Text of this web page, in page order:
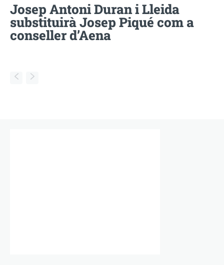
Josep Antoni Duran i Lleida
substituirà Josep Piqué com a
conseller d’Aena